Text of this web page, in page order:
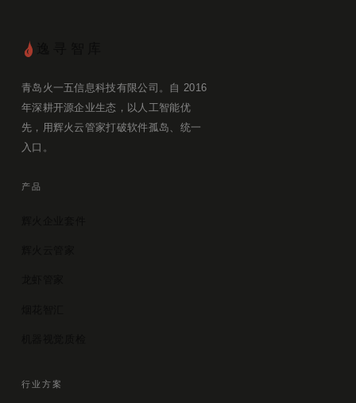
青岛火一五信息科技有限公司。自 2016
年深耕开源企业生态，以人工智能优
先，用辉火云管家打破软件孤岛、统一
入口。
产品
行业方案